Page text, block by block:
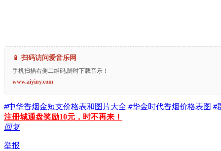
📱 扫码访问爱音乐网
手机扫描右侧二维码,随时下载音乐！
www.aiyiny.com
#中华香烟金短支价格表和图片大全 #华金时代香烟价格表图 #
注册城通盘奖励10元，时不再来！
回复
举报